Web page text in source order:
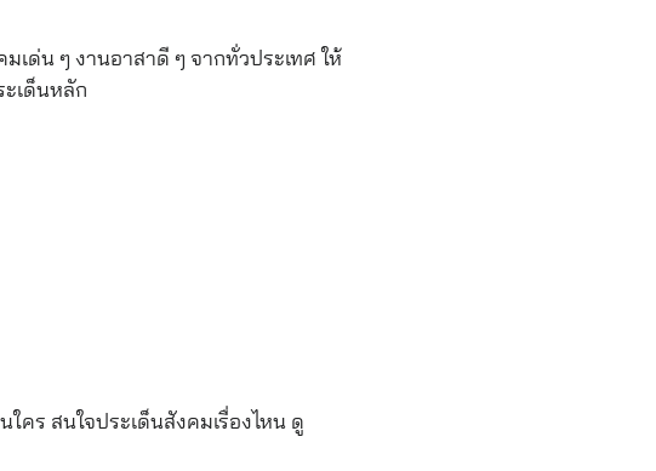
มเด่น ๆ งานอาสาดี ๆ จากทั่วประเทศ ให้
ะเด็นหลัก
คร สนใจประเด็นสังคมเรื่องไหน ดู